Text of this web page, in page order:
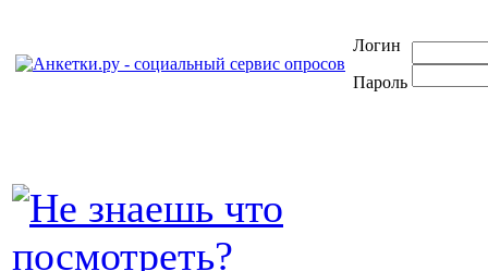
Логин
Пароль